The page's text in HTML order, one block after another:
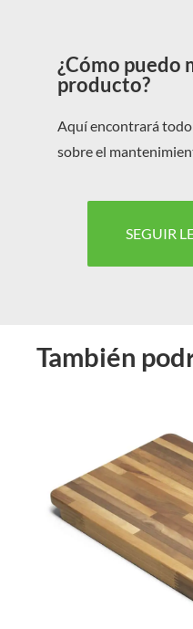
¿Cómo puedo
producto?
Aquí encontrará
sobre el
SEGUIR
También